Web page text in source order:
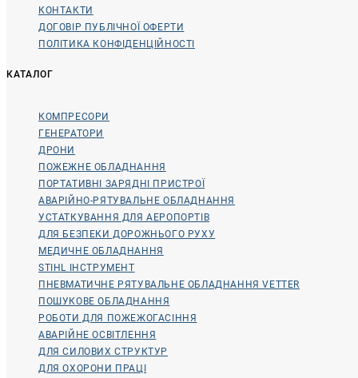
КОНТАКТИ
ДОГОВІР ПУБЛІЧНОЇ ОФЕРТИ
ПОЛІТИКА КОНФІДЕНЦІЙНОСТІ
КАТАЛОГ
КОМПРЕСОРИ
ГЕНЕРАТОРИ
ДРОНИ
ПОЖЕЖНЕ ОБЛАДНАННЯ
ПОРТАТИВНІ ЗАРЯДНІ ПРИСТРОЇ
АВАРІЙНО-РЯТУВАЛЬНЕ ОБЛАДНАННЯ
УСТАТКУВАННЯ ДЛЯ АЕРОПОРТІВ
ДЛЯ БЕЗПЕКИ ДОРОЖНЬОГО РУХУ
МЕДИЧНЕ ОБЛАДНАННЯ
STIHL ІНСТРУМЕНТ
ПНЕВМАТИЧНЕ РЯТУВАЛЬНЕ ОБЛАДНАННЯ VETTER
ПОШУКОВЕ ОБЛАДНАННЯ
РОБОТИ ДЛЯ ПОЖЕЖОГАСІННЯ
АВАРІЙНЕ ОСВІТЛЕННЯ
ДЛЯ СИЛОВИХ СТРУКТУР
ДЛЯ ОХОРОНИ ПРАЦІ